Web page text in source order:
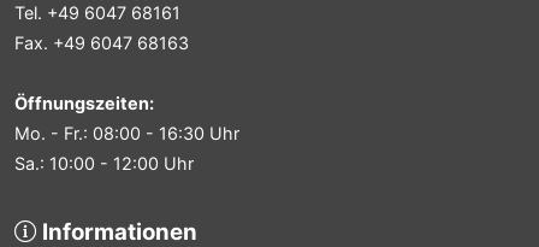
Tel. +49 6047 68161
Fax. +49 6047 68163
Öffnungszeiten:
Mo. - Fr.: 08:00 - 16:30 Uhr
Sa.: 10:00 - 12:00 Uhr
Informationen